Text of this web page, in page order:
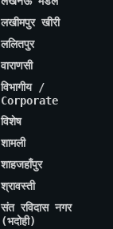
लखीमपुर खीरी
ललितपुर
वाराणसी
विभागीय /
Corporate
विशेष
शामली
शाहजहाँपुर
श्रावस्ती
संत रविदास नगर
(भदोही)